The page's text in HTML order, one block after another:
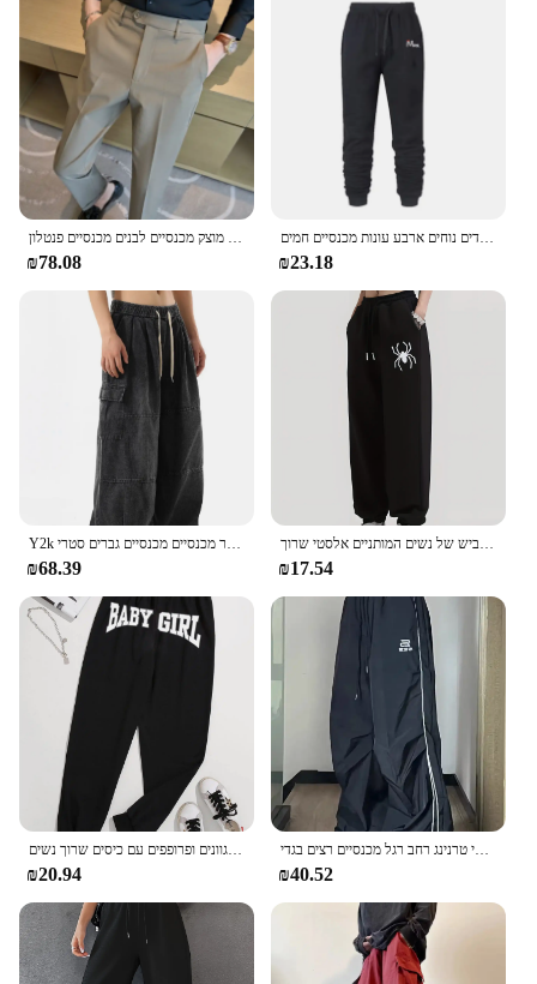
גברים חליפה מכנסיים 2024 אלסטי רזה מתאים שמלה רשמית מכנסיים לבנים מזדמנים מוצק מכנסיים לבנים מכנסיים פנטלון
₪78.08
נשים רב-תכליתיים דפוס אופנה מכנסי מזדמנים בגדי ריצה בגדים נוחים ארבע עונות מכנסיים חמים
₪23.18
Y2k בייגי מטען ג 'ינס שחור מכנסיים מכנסיים גברים סטריeetwear היפי מזדמנים ריצה רגל רחב גודל ג' ינס גברים ארוכים ג 'ינס גברים
₪68.39
דפוס עכביש פשוט הדפסה העכביש של נשים המותניים אלסטי שרוך leasse שרוך ארוך צבע אופנה מזדמנים ספורט נשים
₪17.54
מכתב ילדה תינוק הדפסה מזדמנים נשים אופנתיות מזדמנים, מכנסיים מגוונים ופרופפים עם כיסים שרוך נשים
₪20.94
גברים מכנסי טרנינג רחב רגל מכנסיים רצים בגדי Y2K נשים Streetwear Techwear שחור מטען קוריאני Harajuku מצנח מסלול מכנסיים
₪40.52